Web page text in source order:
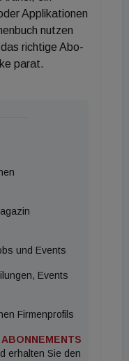
Applikationen
nutzen
richtige Abo-
parat.
und Events
Events
Firmenprofils
ABONNEMENTS
erhalten Sie den